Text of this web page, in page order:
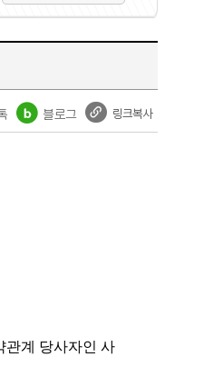
관계 당사자인 사